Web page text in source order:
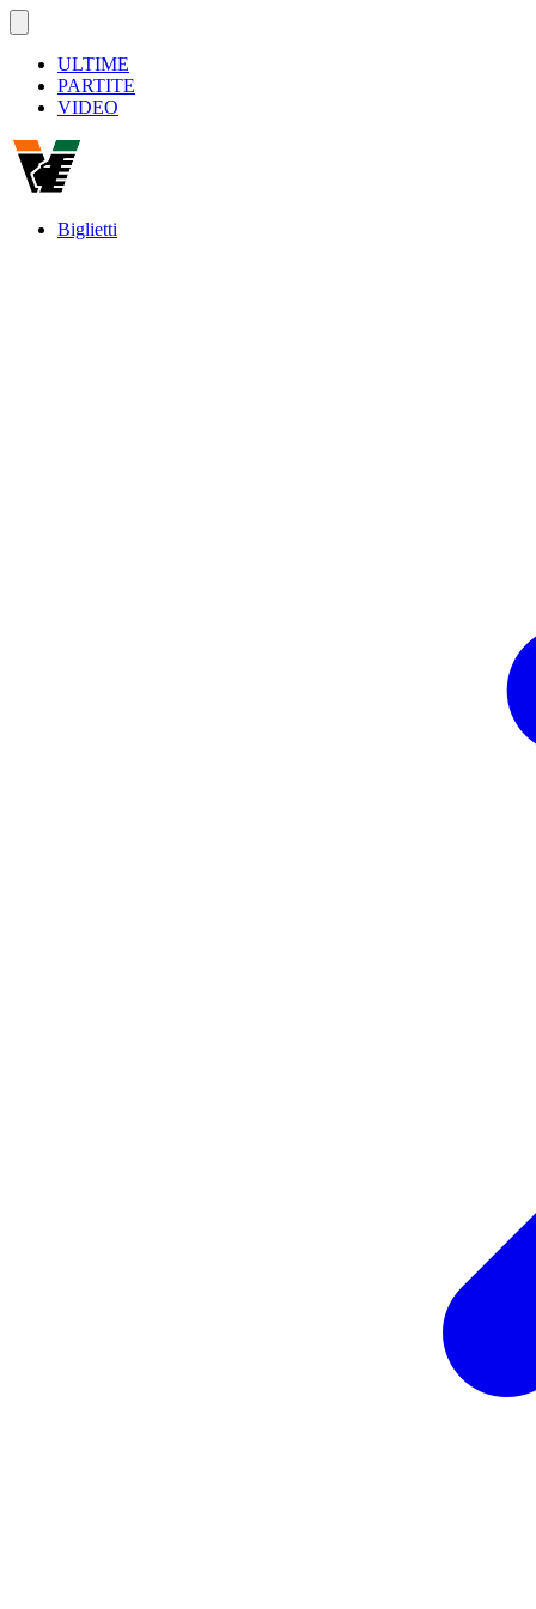
ULTIME
PARTITE
VIDEO
Biglietti